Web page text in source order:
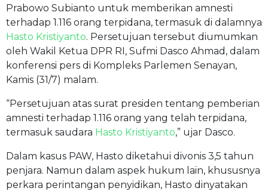
Prabowo Subianto untuk memberikan amnesti
terhadap 1.116 orang terpidana, termasuk di dalamnya
Hasto Kristiyanto. Persetujuan tersebut diumumkan
oleh Wakil Ketua DPR RI, Sufmi Dasco Ahmad, dalam
konferensi pers di Kompleks Parlemen Senayan,
Kamis (31/7) malam.
“Persetujuan atas surat presiden tentang pemberian
amnesti terhadap 1.116 orang yang telah terpidana,
termasuk saudara Hasto Kristiyanto,” ujar Dasco.
Dalam kasus PAW, Hasto diketahui divonis 3,5 tahun
penjara. Namun dalam aspek hukum lain, khususnya
perkara perintangan penyidikan, Hasto dinyatakan